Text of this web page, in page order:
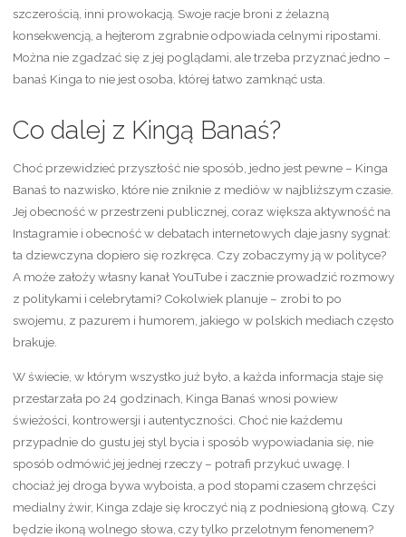
szczerością, inni prowokacją. Swoje racje broni z żelazną
konsekwencją, a hejterom zgrabnie odpowiada celnymi ripostami.
Można nie zgadzać się z jej poglądami, ale trzeba przyznać jedno –
banaś Kinga to nie jest osoba, której łatwo zamknąć usta.
Co dalej z Kingą Banaś?
Choć przewidzieć przyszłość nie sposób, jedno jest pewne – Kinga
Banaś to nazwisko, które nie zniknie z mediów w najbliższym czasie.
Jej obecność w przestrzeni publicznej, coraz większa aktywność na
Instagramie i obecność w debatach internetowych daje jasny sygnał:
ta dziewczyna dopiero się rozkręca. Czy zobaczymy ją w polityce?
A może założy własny kanał YouTube i zacznie prowadzić rozmowy
z politykami i celebrytami? Cokolwiek planuje – zrobi to po
swojemu, z pazurem i humorem, jakiego w polskich mediach często
brakuje.
W świecie, w którym wszystko już było, a każda informacja staje się
przestarzała po 24 godzinach, Kinga Banaś wnosi powiew
świeżości, kontrowersji i autentyczności. Choć nie każdemu
przypadnie do gustu jej styl bycia i sposób wypowiadania się, nie
sposób odmówić jej jednej rzeczy – potrafi przykuć uwagę. I
chociaż jej droga bywa wyboista, a pod stopami czasem chrzęści
medialny żwir, Kinga zdaje się kroczyć nią z podniesioną głową. Czy
będzie ikoną wolnego słowa, czy tylko przelotnym fenomenem?